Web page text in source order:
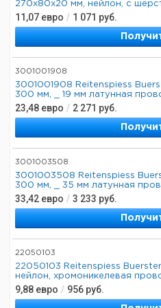
270x80x20 мм, нейлон, с
11,07 евро / 1 071 руб.
3001001908
3001001908 Reitenspiess
300 мм, _ 19 мм латунная
23,48 евро / 2 271 руб.
3001003508
3001003508 Reitenspiess
300 мм, _ 35 мм латунная
33,42 евро / 3 233 руб.
22050103
22050103 Reitenspiess
нейлон, хромоникелевая
9,88 евро / 956 руб.